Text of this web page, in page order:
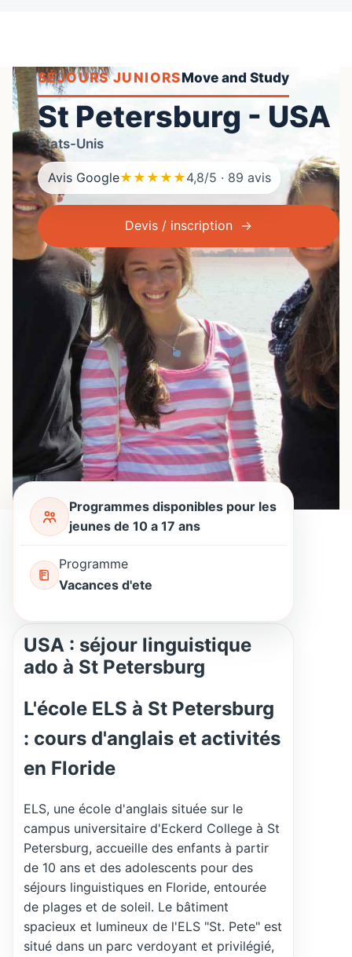
SÉJOURS JUNIORS
St Petersburg - USA
Etats-Unis
Avis Google★★★★★4,8/5 · 89 avis
Devis / inscription
Programmes disponibles pour les
jeunes de 10 a 17 ans
Programme
Vacances d'ete
USA : séjour linguistique
ado à St Petersburg
L'école ELS à St Petersburg
: cours d'anglais et activités
en Floride
ELS, une école d'anglais située sur le
campus universitaire d'Eckerd College à St
Petersburg, accueille des enfants à partir
de 10 ans et des adolescents pour des
séjours linguistiques en Floride, entourée
de plages et de soleil. Le bâtiment
spacieux et lumineux de l'ELS "St. Pete" est
situé dans un parc verdoyant et privilégié,